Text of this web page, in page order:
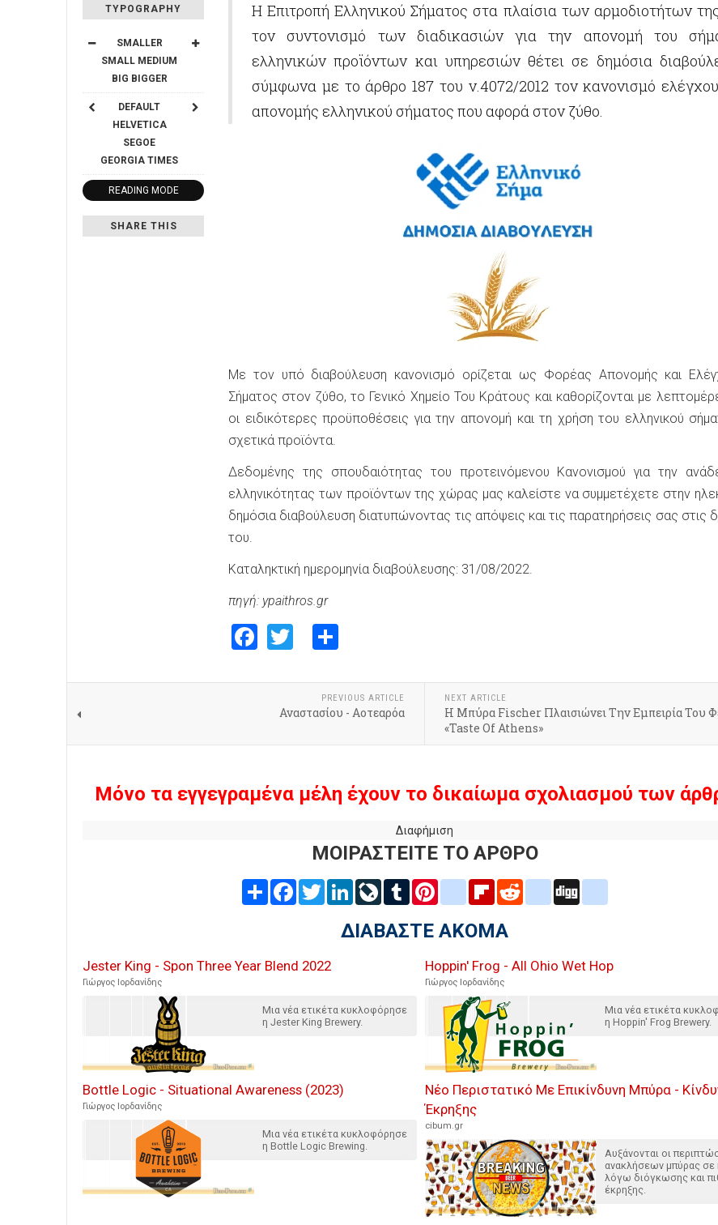
TYPOGRAPHY
SMALLER
SMALL MEDIUM
BIG BIGGER
DEFAULT
HELVETICA
SEGOE
GEORGIA TIMES
READING MODE
SHARE THIS
Η Επιτροπή Ελληνικού Σήματος στα πλαίσια των αρμοδιοτήτων
τον συντονισμό των διαδικασιών για την απονομή του
ελληνικών προϊόντων και υπηρεσιών θέτει σε δημόσια
σύμφωνα με το άρθρο 187 του ν.4072/2012 τον κανονισμό
απονομής ελληνικού σήματος που αφορά στον ζύθο.
Με τον υπό διαβούλευση κανονισμό ορίζεται ως Φορέας Απονομής και
Σήματος στον ζύθο, το Γενικό Χημείο Του Κράτους και καθορίζονται με
οι ειδικότερες προϋποθέσεις για την απονομή και τη χρήση του ελληνικού
σχετικά προϊόντα.
Δεδομένης της σπουδαιότητας του προτεινόμενου Κανονισμού για την
ελληνικότητας των προϊόντων της χώρας μας καλείστε να συμμετέχετε στην
δημόσια διαβούλευση διατυπώνοντας τις απόψεις και τις παρατηρήσεις σας στις
του.
Καταληκτική ημερομηνία διαβούλευσης: 31/08/2022.
πηγή: ypaithros.gr
Facebook
Twitter
PREVIOUS ARTICLE
Αναστασίου - Αοτεαρόα
NEXT ARTICLE
Η Μπύρα Fischer Πλαισιώνει Την Εμπειρία Του
«Taste Of Athens»
Μόνο τα εγγεγραμένα μέλη έχουν το δικαίωμα σχολιασμού των
Διαφήμιση
ΜΟΙΡΑΣΤΕΙΤΕ ΤΟ ΑΡΘΡΟ
Share FacebookTwitterLinkedInLiveJournal
Tumblr Pinterestblogger_post
FlipboardRedditdelicious
ΔΙΑΒΑΣΤΕ ΑΚΟΜΑ
Jester King - Spon Three Year Blend 2022
Γιώργος Ιορδανίδης
Μια νέα ετικέτα κυκλοφόρησε
η Jester King Brewery.
Hoppin' Frog - All Ohio Wet Hop
Γιώργος Ιορδανίδης
Μια νέα ετικέτα
η Hoppin' Frog Brewery.
Bottle Logic - Situational Awareness (2023)
Γιώργος Ιορδανίδης
Μια νέα ετικέτα κυκλοφόρησε
η Bottle Logic Brewing.
Νέο Περιστατικό Με Επικίνδυνη Μπύρα -
Έκρηξης
cibum.gr
Αυξάνονται οι
ανακλήσεων μπύρας σε
λόγω διόγκωσης και
έκρηξης.